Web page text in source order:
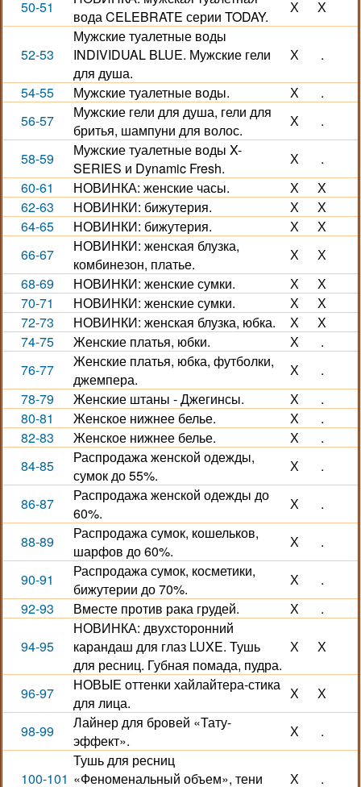
50-51
вода CELEBRATE серии TODAY.
Х Х
52-53
Мужские туалетные воды
INDIVIDUAL BLUE. Мужские гели
для душа.
Х .
54-55 Мужские туалетные воды. Х
.
56-57
Мужские гели для душа, гели для
бритья, шампуни для волос.
Х .
58-59
Мужские туалетные воды X-
SERIES и Dynamic Fresh.
Х
.
60-61
НОВИНКА: женские часы. Х
Х
62-63
НОВИНКИ: бижутерия. Х
Х
64-65
НОВИНКИ: бижутерия. Х
Х
66-67
НОВИНКИ: женская блузка,
комбинезон, платье.
Х
Х
68-69
НОВИНКИ: женские сумки. Х
Х
70-71
НОВИНКИ: женские сумки. Х
Х
72-73
НОВИНКИ: женская блузка, юбка. Х
Х
74-75
Женские платья, юбки. Х
.
76-77
Женские платья, юбка, футболки,
джемпера.
Х
.
78-79
Женские штаны - Джегинсы. Х
.
80-81
Женское нижнее белье. Х
.
82-83
Женское нижнее белье. Х
.
84-85
Распродажа женской одежды,
сумок до 55%.
Х .
86-87
Распродажа женской одежды до
60%.
Х .
88-89
Распродажа сумок, кошельков,
шарфов до 60%.
Х .
90-91
Распродажа сумок, косметики,
бижутерии до 70%.
Х
.
92-93
Вместе против рака грудей. Х .
94-95
НОВИНКА: двухсторонний
карандаш для глаз LUXE. Тушь
для ресниц. Губная помада, пудра.
Х Х
96-97
НОВЫЕ оттенки хайлайтера-стика
для лица.
Х Х
98-99
Лайнер для бровей «Тату-
эффект».
Х .
100-101
Тушь для ресниц
«Феноменальный объем», тени
Х .